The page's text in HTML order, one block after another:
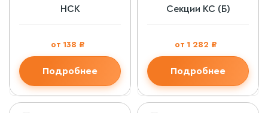
НСК
от 138 ₽
Подробнее
Секции КС (Б)
от 1 282 ₽
Подробнее